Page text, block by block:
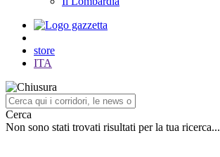
store
ITA
Cerca
Non sono stati trovati risultati per la tua ricerca...